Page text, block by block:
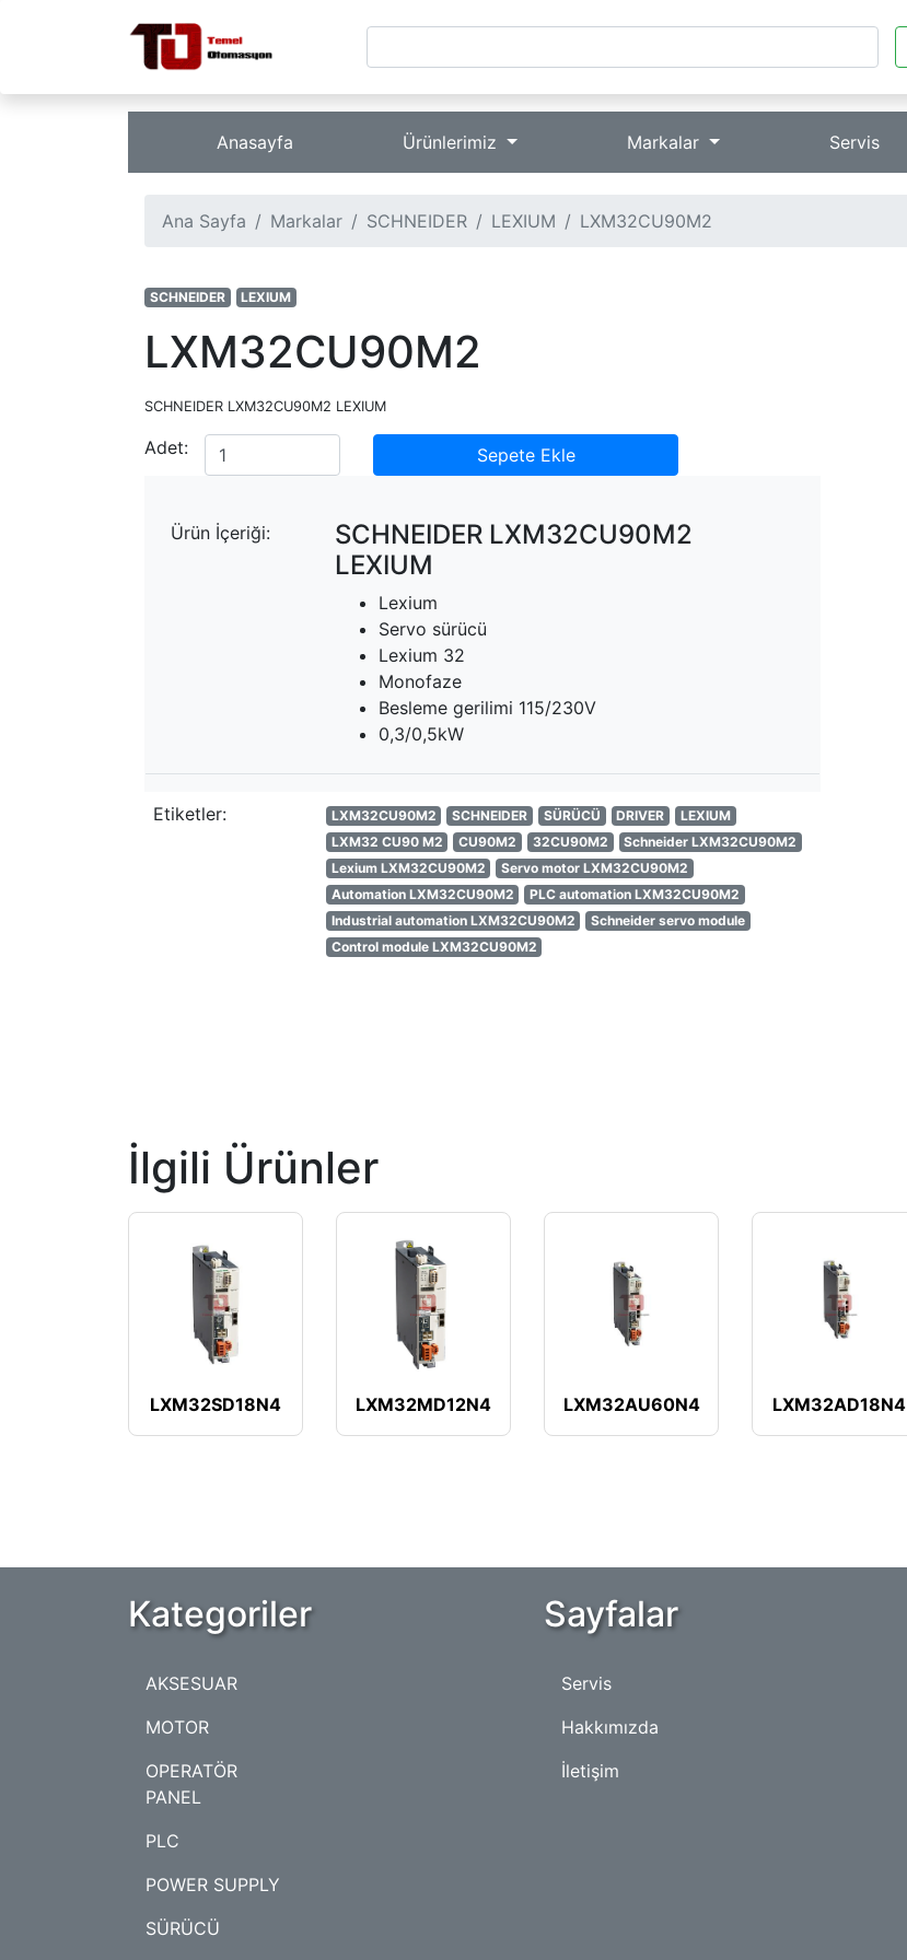
Anasayfa Ürünlerimiz Markalar Servis
Ana Sayfa Markalar SCHNEIDER LEXIUM LXM32CU90M2
SCHNEIDER LEXIUM
LXM32CU90M2
SCHNEIDER LXM32CU90M2 LEXIUM
Adet: Sepete Ekle
Ürün İçeriği:
SCHNEIDER LXM32CU90M2
LEXIUM
Lexium
Servo sürücü
Lexium 32
Monofaze
Besleme gerilimi 115/230V
0,3/0,5kW
Etiketler: LXM32CU90M2 SCHNEIDER SÜRÜCÜ DRIVER
LEXIUM
LXM32 CU90 M2
CU90M2 32CU90M2
Schneider LXM32CU90M2
Lexium LXM32CU90M2
Servo motor LXM32CU90M2
Automation LXM32CU90M2
PLC automation LXM32CU90M2
Industrial automation LXM32CU90M2
Schneider servo module
Control module LXM32CU90M2
İlgili Ürünler
LXM32SD18N4 LXM32MD12N4 LXM32AU60N4 LXM32AD18N4
Kategoriler
AKSESUAR
MOTOR
OPERATÖR
PANEL
PLC
POWER SUPPLY
SÜRÜCÜ
Sayfalar
Servis
Hakkımızda
İletişim